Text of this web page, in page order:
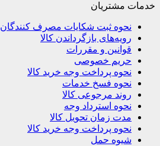
خدمات مشتریان
نحوه ثبت شکایات مصرف کنندگان
رویه‌های بازگرداندن کالا
قوانین و مقررات
حریم خصوصی
نحوه پرداخت وجه خرید کالا
نحوه فسخ خدمات
روند مرجوعی کالا
نحوه استرداد وجه
مدت زمان تحویل کالا
نحوه پرداخت وجه خرید کالا
شیوه حمل